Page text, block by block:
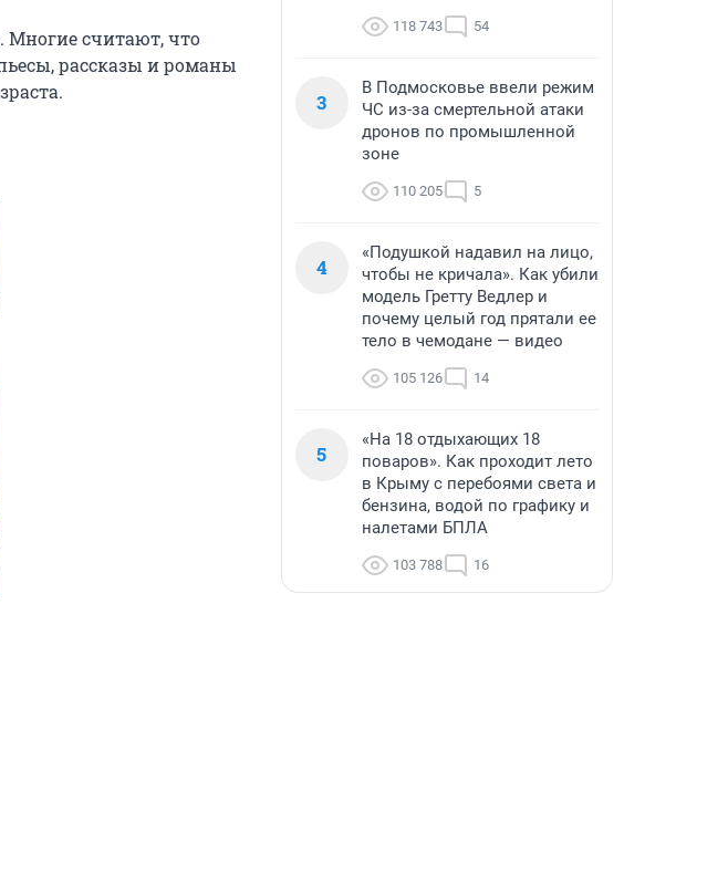
Многие считают, что
рассказы и романы
118 743 54
3
В Подмосковье ввели режим
ЧС из-за смертельной атаки
дронов по промышленной
зоне
110 205 5
4
«Подушкой надавил на лицо,
чтобы не кричала». Как убили
модель Гретту Ведлер и
почему целый год прятали ее
тело в чемодане — видео
105 126 14
5
«На 18 отдыхающих 18
поваров». Как проходит лето
в Крыму с перебоями света и
бензина, водой по графику и
налетами БПЛА
103 788 16